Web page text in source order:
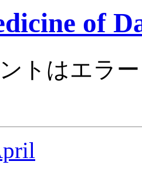
of
トはエラ